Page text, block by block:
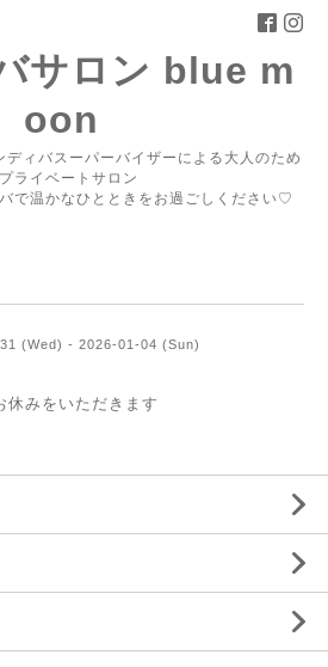
サロン blue m
oon
ディバスーパーバイザーによる大人のため
ライベートサロン
で温かなひとときをお過ごしください♡
(Wed) - 2026-01-04 (Sun)
休みをいただきます